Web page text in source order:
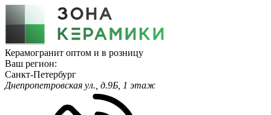
Керамогранит оптом и в розницу
Ваш регион:
Санкт-Петербург
Днепропетровская ул., д.9Б, 1 этаж